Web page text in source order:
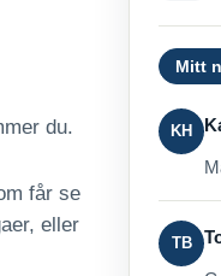
du.
får se
eller
Mitt
KH
TB